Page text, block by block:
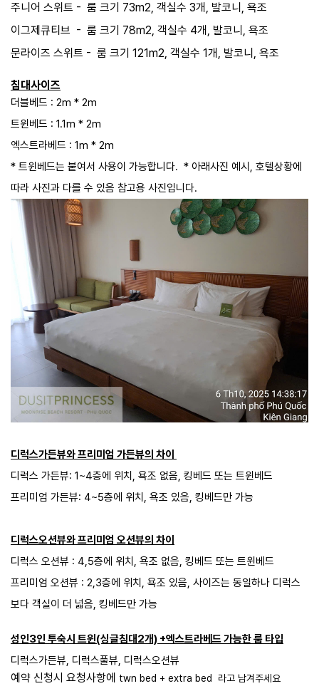
주니어 스위트 - 룸 크기 73m2, 객실수 3개, 발코니, 욕조
이그제큐티브 - ​ 룸 크기 78m2​, ​객실수 4개, 발코니, 욕조
문라이즈 스위트 - 룸 크기 121m2​, ​객실수 1개, 발코니 , 욕조
침대사이즈
​더블베드 : 2m * 2m
트윈베드 : 1.1m * 2m
엑스트라베드 : 1m * 2m
* 트윈베드는 붙여서 사용이 가능합니다. * 아래사진 예시, 호텔상황에
따라 사진과 다를 수 있음 참고용 사진입니다.
디럭스가든뷰와 프리미엄 가든뷰의 차이
디럭스 가든뷰: 1~4층에 위치, 욕조 없음, 킹베드 또는 트윈베드
프리미엄 가든뷰: 4~5층에 위치, 욕조 있음, 킹베드만 가능​
디럭스오션뷰와 프리미엄 오션뷰의 차이
디럭스 오션뷰 : 4,5층에 위치, 욕조 없음, 킹베드 또는 트윈베드
프리미엄 오션뷰 : 2,3층에 위치, 욕조 있음, 사이즈는 동일하나 디럭스
보다 객실이 더 넓음, 킹베드만 가능
성인3인 투숙시 트윈(싱글침대2개) +엑스트라베드 가능한 룸 타입
디럭스가든뷰, 디럭스풀뷰, 디럭스오션뷰
예약 신청시 요청사항에 twn bed + extra bed 라고 남겨주세요